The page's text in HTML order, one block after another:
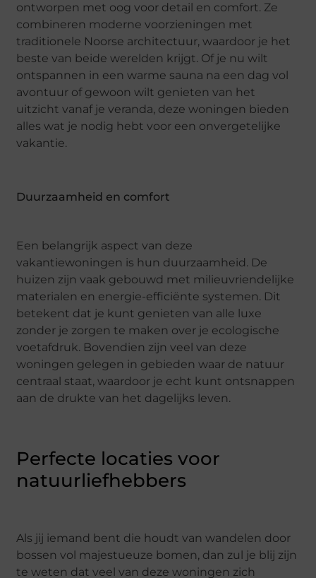
ontworpen met oog voor detail en comfort. Ze
combineren moderne voorzieningen met
traditionele Noorse architectuur, waardoor je het
beste van beide werelden krijgt. Of je nu wilt
ontspannen in een warme sauna na een dag vol
avontuur of gewoon wilt genieten van het
uitzicht vanaf je veranda, deze woningen bieden
alles wat je nodig hebt voor een onvergetelijke
vakantie.
Duurzaamheid en comfort
Een belangrijk aspect van deze
vakantiewoningen is hun duurzaamheid. De
huizen zijn vaak gebouwd met milieuvriendelijke
materialen en energie-efficiënte systemen. Dit
betekent dat je kunt genieten van alle luxe
zonder je zorgen te maken over je ecologische
voetafdruk. Bovendien zijn veel van deze
woningen gelegen in gebieden waar de natuur
centraal staat, waardoor je echt kunt ontsnappen
aan de drukte van het dagelijks leven.
Perfecte locaties voor
natuurliefhebbers
Als jij iemand bent die houdt van wandelen door
bossen vol majestueuze bomen, dan zul je blij zijn
te weten dat veel van deze woningen zich